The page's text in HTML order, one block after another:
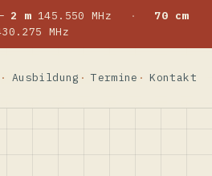
2 m145.550 MHz ·
70 cm
MHz
Ausbildung Termine Kontakt